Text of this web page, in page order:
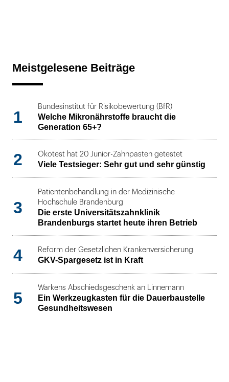
Meistgelesene Beiträge
1
Bundesinstitut für Risikobewertung (BfR)
Welche Mikronährstoffe braucht die
Generation 65+?
2 Ökotest hat 20 Junior-Zahnpasten getestet
Viele Testsieger: Sehr gut und sehr günstig
3
Patientenbehandlung in der Medizinische
Hochschule Brandenburg
Die erste Universitätszahnklinik
Brandenburgs startet heute ihren Betrieb
4 Reform der Gesetzlichen Krankenversicherung
GKV-Spargesetz ist in Kraft
5
Warkens Abschiedsgeschenk an Linnemann
Ein Werkzeugkasten für die Dauerbaustelle
Gesundheitswesen